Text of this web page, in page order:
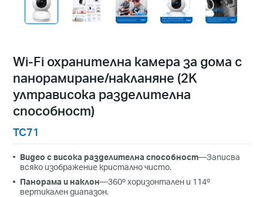
Wi-Fi охранителна камера за дома с
панорамиране/накланяне (2K
ултрависока разделителна
способност)
TC71
Видео с висока разделителна способност—Записва
всяко изображение кристално чисто.
Панорама и наклон—360º хоризонтален и 114º
вертикален диапазон.